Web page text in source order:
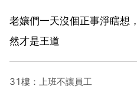
老孃們一天沒個正事淨瞎想
然才是王道
31樓：上班不讓員工